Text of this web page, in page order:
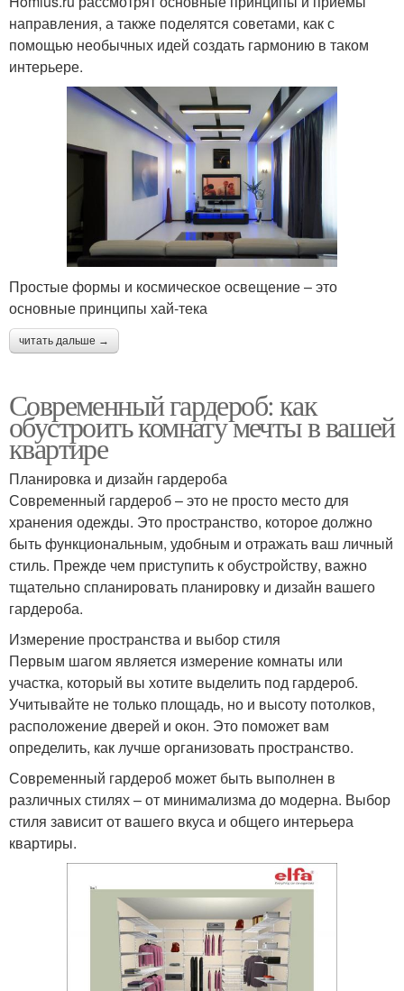
направления, а также поделятся советами, как с
помощью необычных идей создать гармонию в таком
интерьере.
Простые формы и космическое освещение – это
основные принципы хай-тека
читать дальше →
Современный гардероб: как
обустроить комнату мечты в вашей
квартире
Планировка и дизайн гардероба
Современный гардероб – это не просто место для
хранения одежды. Это пространство, которое должно
быть функциональным, удобным и отражать ваш личный
стиль. Прежде чем приступить к обустройству, важно
тщательно спланировать планировку и дизайн вашего
гардероба.
Измерение пространства и выбор стиля
Первым шагом является измерение комнаты или
участка, который вы хотите выделить под гардероб.
Учитывайте не только площадь, но и высоту потолков,
расположение дверей и окон. Это поможет вам
определить, как лучше организовать пространство.
Современный гардероб может быть выполнен в
различных стилях – от минимализма до модерна. Выбор
стиля зависит от вашего вкуса и общего интерьера
квартиры.